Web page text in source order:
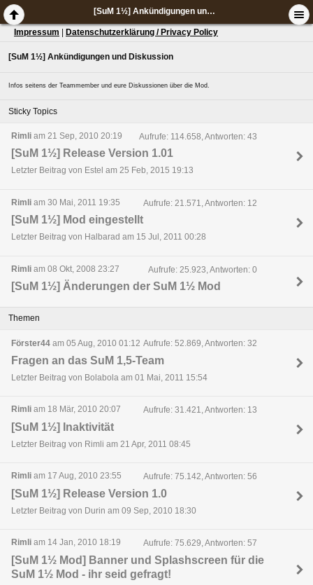
[SuM 1½] Ankündigungen und Diskussion
Impressum Datenschutzerklärung / Privacy Policy
[SuM 1½] Ankündigungen und Diskussion
Infos seitens der Teammember und eure Diskussionen über die Mod.
Sticky Topics
Rimli am 21 Sep, 2010 20:19 Aufrufe: 114.658, Antworten: 43
[SuM 1½] Release Version 1.01
Letzter Beitrag von Estel am 25 Feb, 2015 19:13
Rimli am 30 Mai, 2011 19:35 Aufrufe: 21.571, Antworten: 12
[SuM 1½] Mod eingestellt
Letzter Beitrag von Halbarad am 15 Jul, 2011 00:28
Rimli am 08 Okt, 2008 23:27 Aufrufe: 25.923, Antworten: 0
[SuM 1½] Änderungen der SuM 1½ Mod
Themen
Förster44 am 05 Aug, 2010 01:12 Aufrufe: 52.869, Antworten: 32
Fragen an das SuM 1,5-Team
Letzter Beitrag von Bolabola am 01 Mai, 2011 15:54
Rimli am 18 Mär, 2010 20:07 Aufrufe: 31.421, Antworten: 13
[SuM 1½] Inaktivität
Letzter Beitrag von Rimli am 21 Apr, 2011 08:45
Rimli am 17 Aug, 2010 23:55 Aufrufe: 75.142, Antworten: 56
[SuM 1½] Release Version 1.0
Letzter Beitrag von Durin am 09 Sep, 2010 18:30
Rimli am 14 Jan, 2010 18:19 Aufrufe: 75.629, Antworten: 57
[SuM 1½ Mod] Banner und Splashscreen für die
SuM 1½ Mod - ihr seid gefragt!